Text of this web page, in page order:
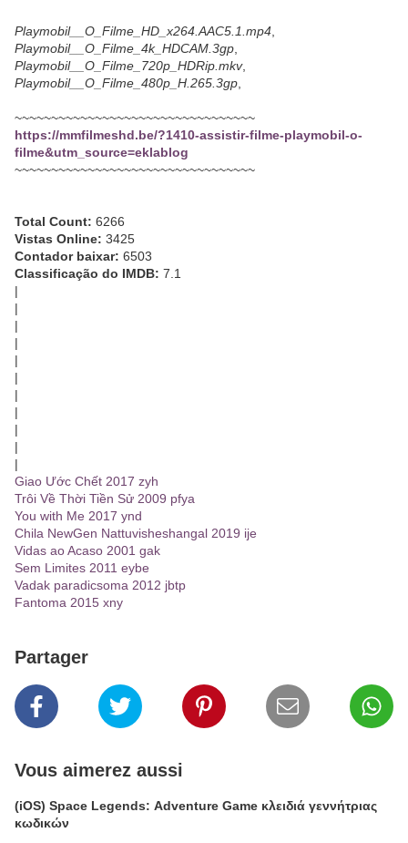
Playmobil__O_Filme_HD_x264.AAC5.1.mp4
Playmobil__O_Filme_4k_HDCAM.3gp
Playmobil__O_Filme_720p_HDRip.mkv,
Playmobil__O_Filme_480p_H.265.3gp
~~~~~~~~~~~~~~~~~~~~~~~~~~~~~~~~~
https://mmfilmeshd.be/?1410-assistir-filme-playmobil-o-
filme&utm_source=eklablog
~~~~~~~~~~~~~~~~~~~~~~~~~~~~~~~~~
Total Count: 6266
Vistas Online: 3425
Contador baixar: 6503
Classificação do IMDB: 7.1
|
|
|
|
|
|
|
|
|
|
|
Giao Ước Chết 2017 zyh
Trôi Về Thời Tiền Sử 2009 pfya
You with Me 2017 ynd
Chila NewGen Nattuvisheshangal 2019 ije
Vidas ao Acaso 2001 gak
Sem Limites 2011 eybe
Vadak paradicsoma 2012 jbtp
Fantoma 2015 xny
Partager
Vous aimerez aussi
(iOS) Space Legends: Adventure Game κλειδιά γεννήτριας
κωδικών